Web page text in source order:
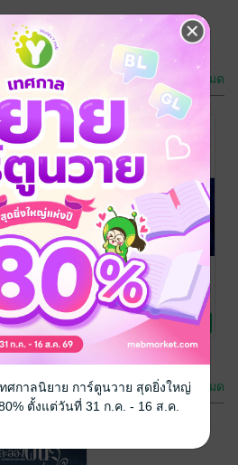
หยินแสนรัก
งรองแม่ทัพ
ม 1
1Millionmilesaway
ายรักจีนโบราณ
Rating
ดูทั้งหมด
ารเร้นกายดับ
งดารา เล่ม 1
1Millionmilesaway
ายรักจีนโบราณ
Rating
SET เมะหมา
เด็กคลั่งรัก
MACARONI/
MACARONI/
นิยายวาย Boy
Love / Yaoi
No Rating
ดูทั้งหมด
ทศกาลนิยาย การ์ตูนวาย สุดยิ่งใหญ่
ตั้งแต่วันที่ 31 ก.ค. - 16 ส.ค.